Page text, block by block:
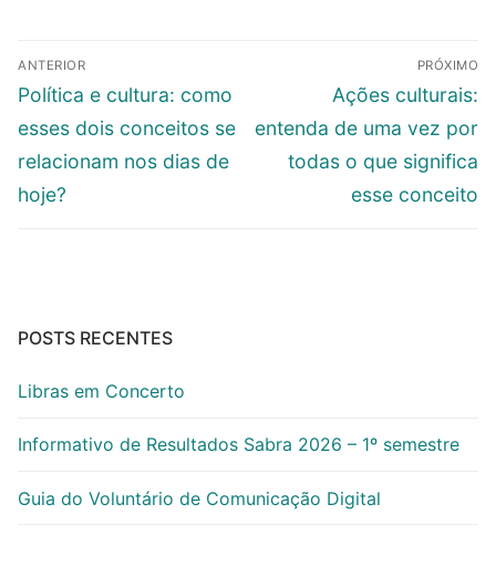
Navegação
de
Post
ANTERIOR
Post
anterior:
Política e cultura: como
esses dois conceitos se
relacionam nos dias de
hoje?
PRÓXIMO
Próximo
post:
Ações culturais:
entenda de uma vez por
todas o que significa
esse conceito
POSTS RECENTES
Libras em Concerto
Informativo de Resultados Sabra 2026 – 1º semestre
Guia do Voluntário de Comunicação Digital